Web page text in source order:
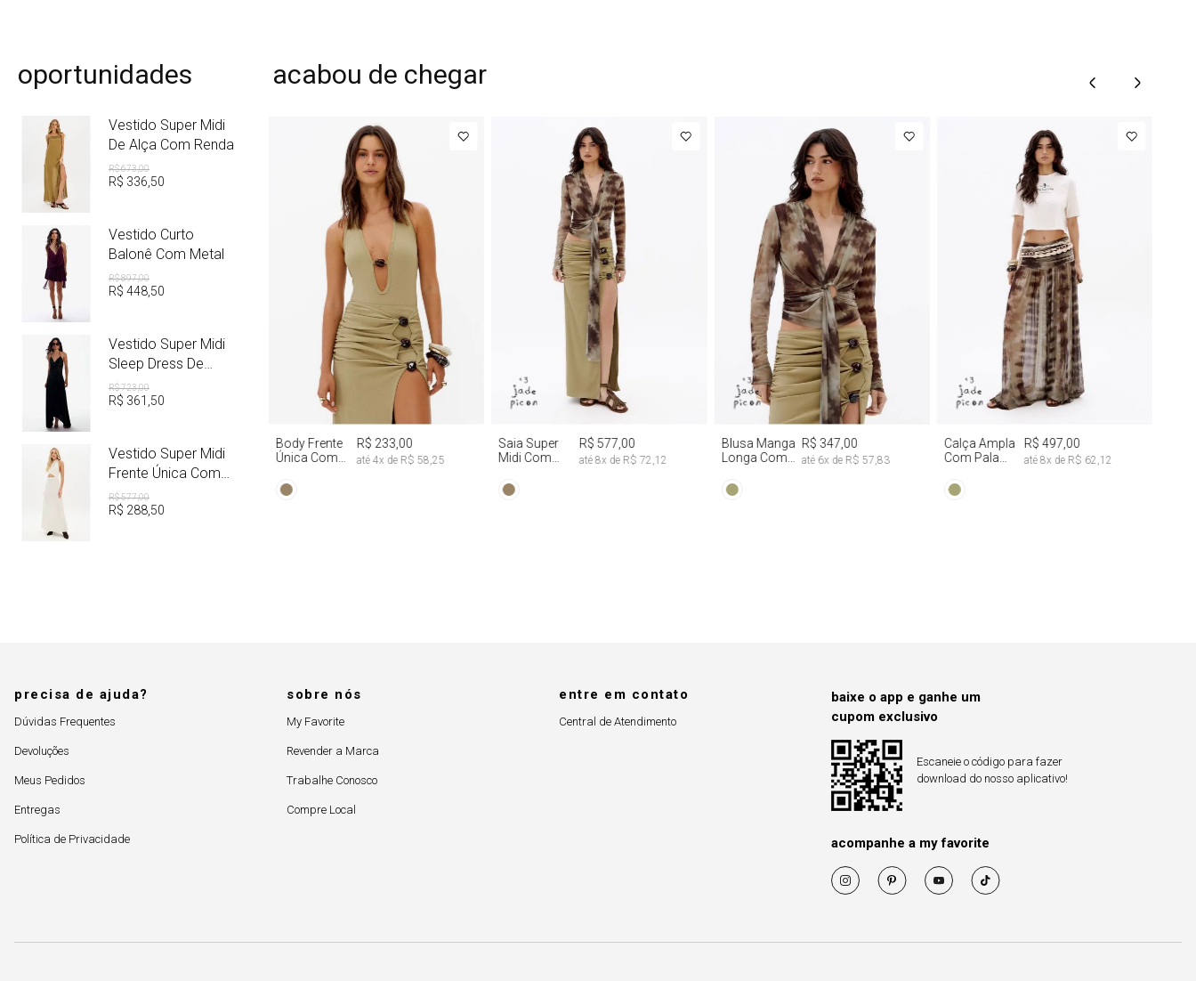
oportunidades
Vestido Super Midi
De Alça Com Renda
R$673,00
R$ 336 50
Vestido Curto
Balonê Com Metal
R$897,00
R$ 448, 50
Vestido Super Midi
Sleep Dress De
Cetim Com Metal
R$723,00
R$ 361 50
Vestido Super Midi
Frente Única Com
Linho
R$577,00
R$ 288, 50
acabou de chegar
Body Frente
Única Com
R$ 233,00
até 4x de R$ 58,25
PP M
Saia Super
Midi Com
Lateral
R$ 577,00
até 8x de R$ 72,12
PP M G
Blusa Manga
Longa Com
Dye
R$ 347,00
até 6x de R$ 57,83
PP M G
Calça Ampla
Com Pala
Dye
R$ 497,00
até8x deR$ 62,12
precisa de ajuda?
Dúvidas Frequentes
Devoluções
Meus Pedidos
Entregas
Política de Privacidade
sobre nós
My Favorite
Revender a Marca
Trabalhe Conosco
Compre Local
entre em contato
Central de Atendimento
baixe o app e ganhe um
cupom exclusivo
Escaneie o código para fazer
download do nosso aplicativo!
acompanhe a my favorite